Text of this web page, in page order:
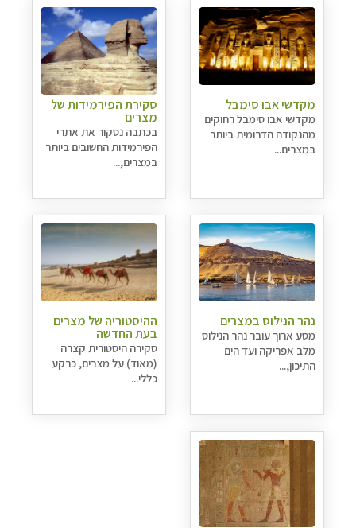
מקדשי אבו סימבל
מקדשי אבו סימבל רחוקים
מהנקודה הדרומית ביותר
במצרים...
סקירת הפירמידות של
מצרים
בכתבה נסקור את אתרי
הפירמידות החשובים ביותר
במצרים,...
נהר הנילוס במצרים
מסע ארוך עובר נהר הנילוס
מלב אפריקה ועד הים
התיכון,...
ההיסטוריה של מצרים
בעת החדשה
סקירה היסטורית קצרה
(מאוד) על מצרים, כרקע
כללי...